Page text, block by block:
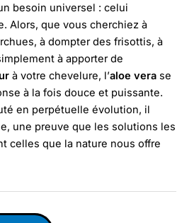
besoin universel : celui
Alors, que vous cherchiez à
à dompter des frisottis, à
à apporter de
à votre chevelure, l’aloe vera se
à la fois douce et puissante.
en perpétuelle évolution, il
une preuve que les solutions les
celles que la nature nous offre